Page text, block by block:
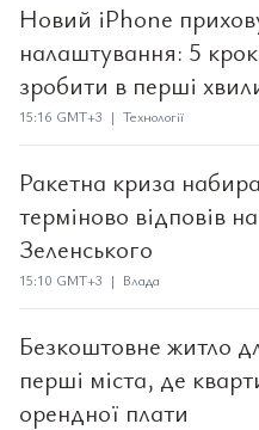
Новий iPhone
налаштування: 5
зробити в перші
15:16 GMT+3 | Технології
Ракетна криза
терміново відповів
Зеленського
15:10 GMT+3 | Влада
Безкоштовне житло
перші міста, де
орендної плати